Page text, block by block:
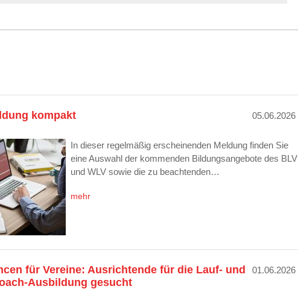
kompakt 05.06.2026
In dieser regelmäßig erscheinenden Meldung finden Sie
eine Auswahl der kommenden Bildungsangebote des BLV
und WLV sowie die zu beachtenden…
mehr
für Vereine: Ausrichtende für die Lauf- und
Ausbildung gesucht
01.06.2026